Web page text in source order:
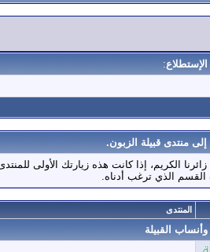
:
إلى منتدى قبيلة الزبون.
الكريم، إذا كانت هذه زيارتك الأولى
القسم الذي ترغب أدناه.
المنتدى
القبيلة